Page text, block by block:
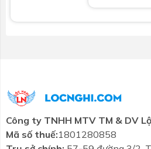
Tiết kiệm nước
Bồn cầu AC-1032VN được
5.0 lít cho xả đại và 3.5 lít cho
Công ty TNHH MTV TM & DV
Mã số thuế:1801280858